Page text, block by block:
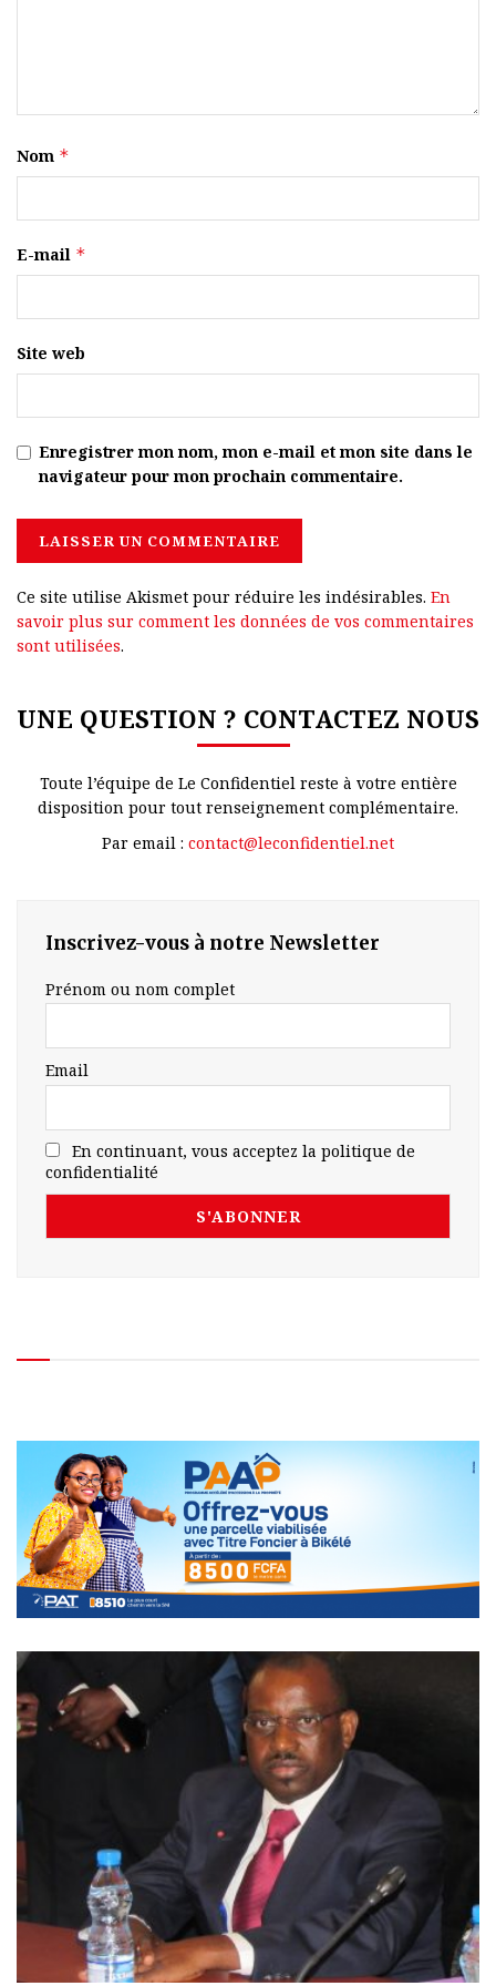
Nom *
E-mail *
Site web
Enregistrer mon nom, mon e-mail et mon site dans le
navigateur pour mon prochain commentaire.
Ce site utilise Akismet pour réduire les indésirables. En
savoir plus sur comment les données de vos commentaires
sont utilisées.
UNE QUESTION ? CONTACTEZ NOUS
Toute l’équipe de Le Confidentiel reste à votre entière
disposition pour tout renseignement complémentaire.
Par email : contact@leconfidentiel.net
Inscrivez-vous à notre Newsletter
Prénom ou nom complet
Email
En continuant, vous acceptez la politique de
confidentialité